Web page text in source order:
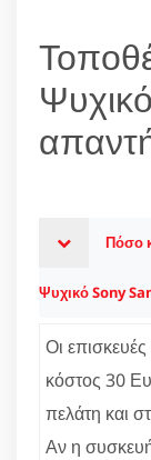
Πόσο
Ψυχικό Sony
Οι
κόστος 30
πελάτη και
Αν η